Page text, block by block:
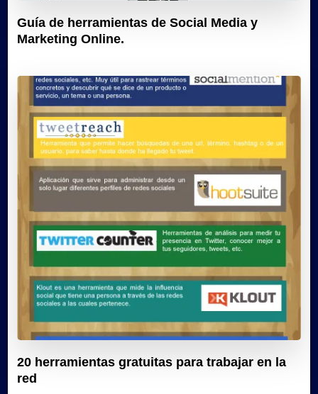
Guía de herramientas de Social Media y
Marketing Online.
20 herramientas gratuitas para trabajar en la
red